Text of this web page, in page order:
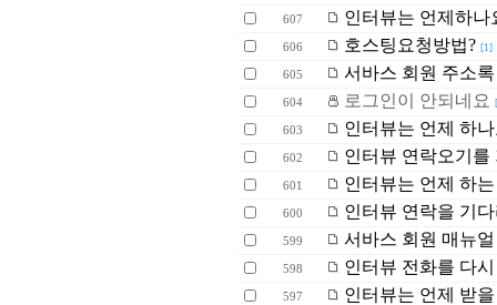
607 인터뷰는 언제하나
606 호스팅요청방법? [1]
605 서바스 회원 주소록
604 로그인이 안되네요
603 인터뷰는 언제 하
602 인터뷰 연락오기
601 인터뷰는 언제 하
600 인터뷰 연락을 기
599 서바스 회원 매뉴
598 인터뷰 전화를 다
597 인터뷰는 언제 받